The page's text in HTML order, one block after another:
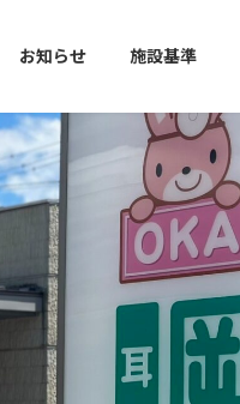
お知らせ 施設基準